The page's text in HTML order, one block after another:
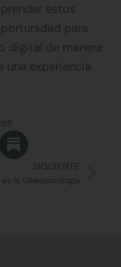
estos
para
digital de manera
una experiencia
SIGUIENTE
es la Ciberpsicología